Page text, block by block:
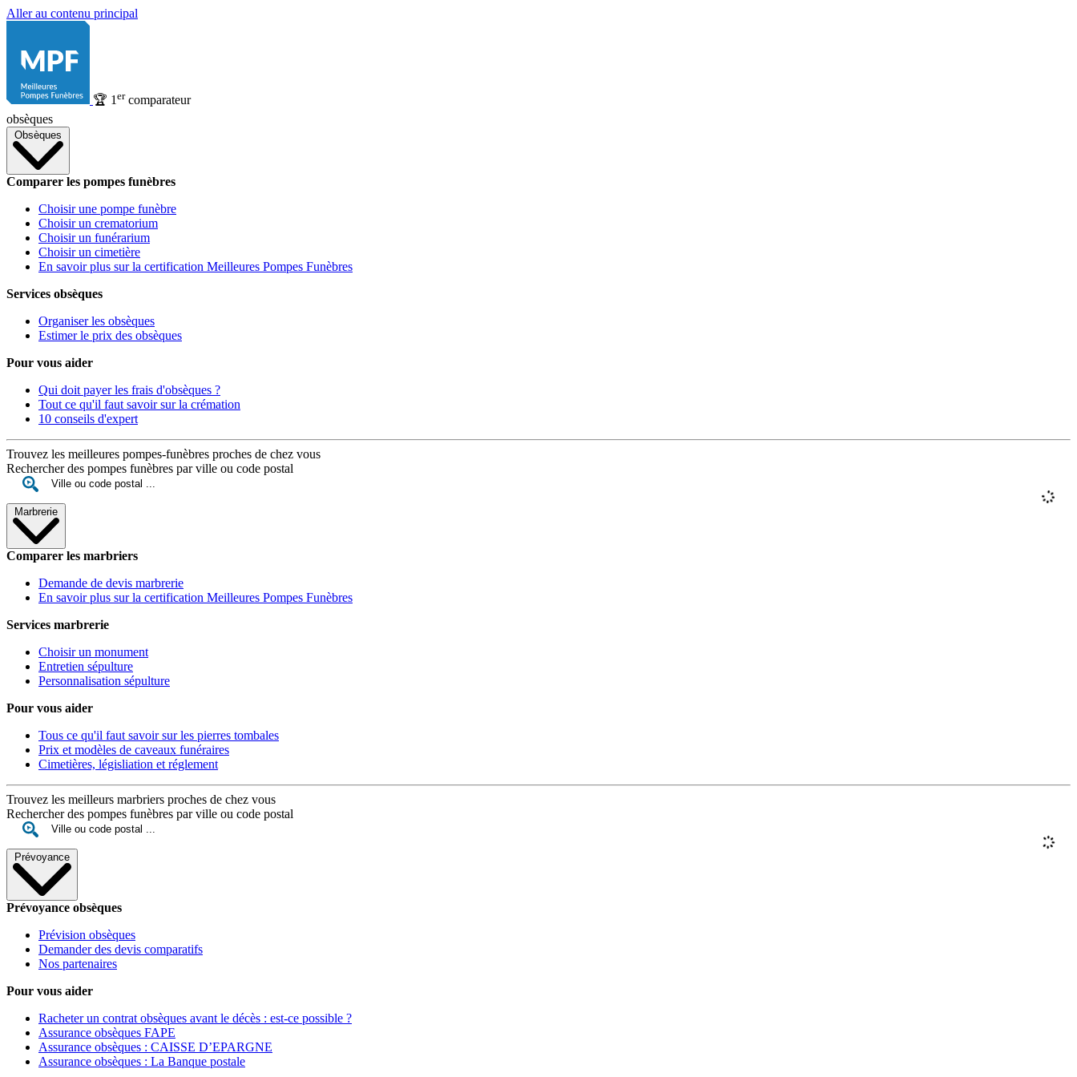
Aller au contenu principal
🏆 1 ercomparateur
obsèques
Obsèques
Comparer les pompes funèbres
Choisir une pompe funèbre
Choisir un crematorium
Choisir un funérarium
Choisir un cimetière
En savoir plus sur la certification Meilleures Pompes Funèbres
Services obsèques
Organiser les obsèques
Estimer le prix des obsèques
Pour vous aider
Qui doit payer les frais d'obsèques ?
Tout ce qu'il faut savoir sur la crémation
10 conseils d'expert
Trouvez les meilleures pompes-funèbres proches de chez vous
Rechercher des pompes funèbres par ville ou code postal
Marbrerie
Comparer les marbriers
Demande de devis marbrerie
En savoir plus sur la certification Meilleures Pompes Funèbres
Services marbrerie
Choisir un monument
Entretien sépulture
Personnalisation sépulture
Pour vous aider
Tous ce qu'il faut savoir sur les pierres tombales
Prix et modèles de caveaux funéraires
Cimetières, législiation et réglement
Trouvez les meilleurs marbriers proches de chez vous
Rechercher des pompes funèbres par ville ou code postal
Prévoyance
Prévoyance obsèques
Prévision obsèques
Demander des devis comparatifs
Nos partenaires
Pour vous aider
Racheter un contrat obsèques avant le décès : est-ce possible ?
Assurance obsèques FAPE
Assurance obsèques : CAISSE D’EPARGNE
Assurance obsèques : La Banque postale